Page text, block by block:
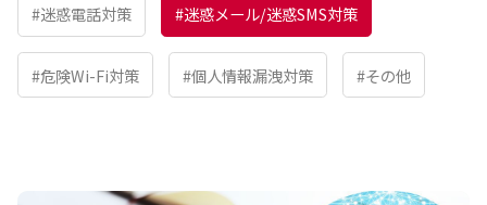
#迷惑電話対策 #迷惑メール/迷惑SMS対策
#危険Wi-Fi対策 #個人情報漏洩対策 #その他